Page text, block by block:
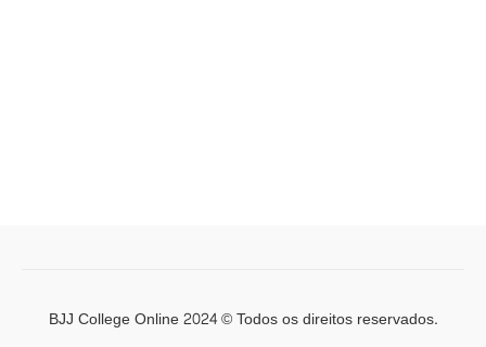
BJJ College Online 2024 © Todos os direitos reservados.